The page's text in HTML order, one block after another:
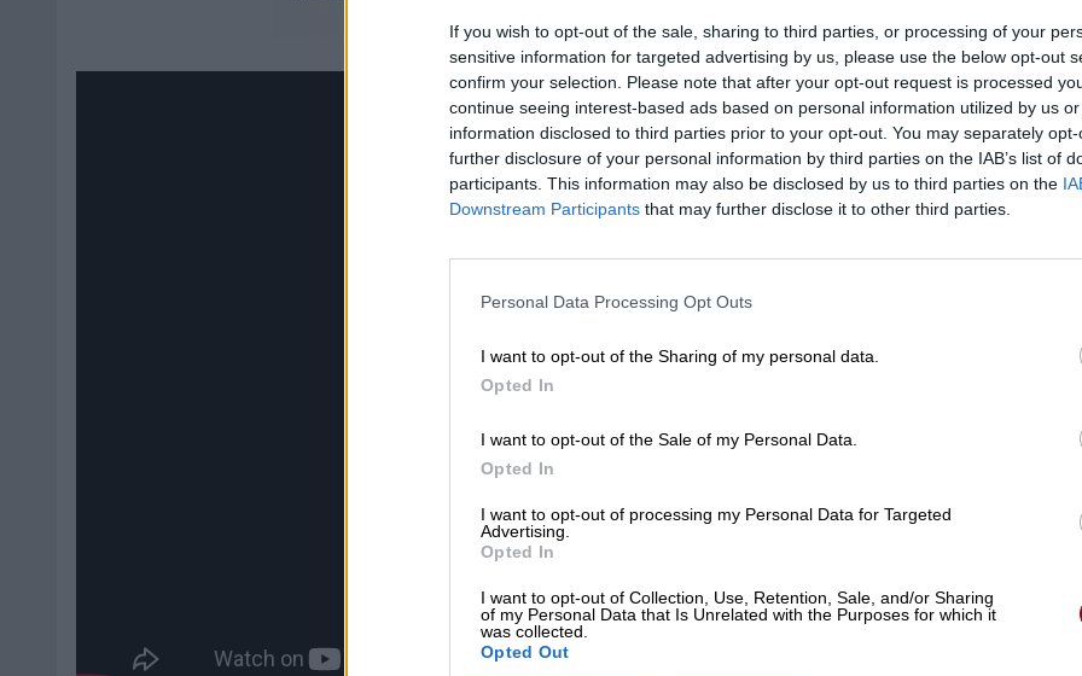
If you wish to opt-out of the sale, sharing to third parties, or processing of your
sensitive information for targeted advertising by us, please use the below opt-out
confirm your selection. Please note that after your opt-out request is processed
continue seeing interest-based ads based on personal information utilized by us
information disclosed to third parties prior to your opt-out. You may separately
further disclosure of your personal information by third parties on the IAB’s list of
participants. This information may also be disclosed by us to third parties on the
Downstream Participants that may further disclose it to other third parties.
Personal Data Processing Opt Outs
I want to opt-out of the Sharing of my personal data.
Opted In
I want to opt-out of the Sale of my Personal Data.
Opted In
I want to opt-out of processing my Personal Data for Targeted
Advertising.
Opted In
I want to opt-out of Collection, Use, Retention, Sale, and/or Sharing
of my Personal Data that Is Unrelated with the Purposes for which it
was collected.
Opted Out